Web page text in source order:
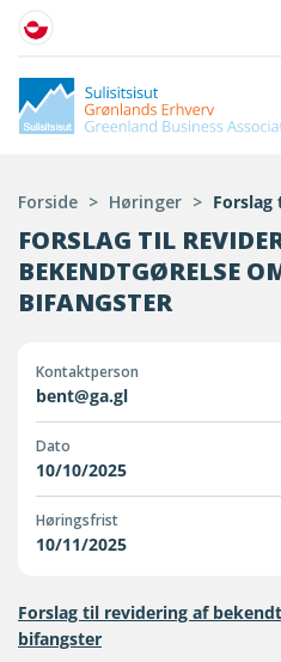
Forside > Høringer >
FORSLAG TIL
BEKENDTGØRELSE
BIFANGSTER
Kontaktperson
bent@ga.gl
Dato
10/10/2025
Høringsfrist
10/11/2025
Forslag til revidering af
bifangster